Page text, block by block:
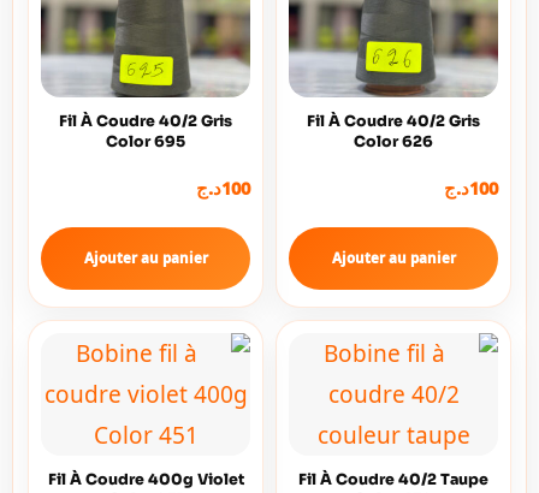
Fil À Coudre 40/2 Gris
Color 626
100د.ج
Ajouter au panier
Fil À Coudre 40/2 Gris
Color 695
100د.ج
Ajouter au panier
Fil À Coudre 40/2 Taupe
Fil À Coudre 400g Violet